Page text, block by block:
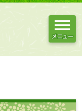
メニュー